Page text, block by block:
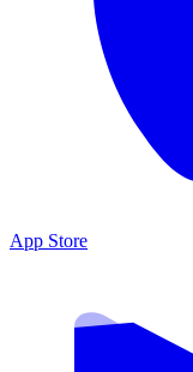
App Store